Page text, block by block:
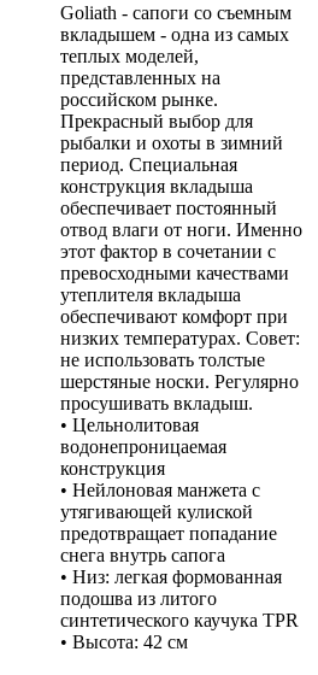
Goliath - сапоги со съемным
вкладышем - одна из самых
теплых моделей,
представленных на
российском рынке.
Прекрасный выбор для
рыбалки и охоты в зимний
период. Специальная
конструкция вкладыша
обеспечивает постоянный
отвод влаги от ноги. Именно
этот фактор в сочетании с
превосходными качествами
утеплителя вкладыша
обеспечивают комфорт при
низких температурах. Совет:
не использовать толстые
шерстяные носки. Регулярно
просушивать вкладыш.
• Цельнолитовая
водонепроницаемая
конструкция
• Нейлоновая манжета с
утягивающей кулиской
предотвращает попадание
снега внутрь сапога
• Низ: легкая формованная
подошва из литого
синтетического каучука TPR
• Высота: 42 см